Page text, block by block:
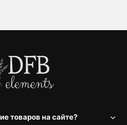
товаров на сайте?